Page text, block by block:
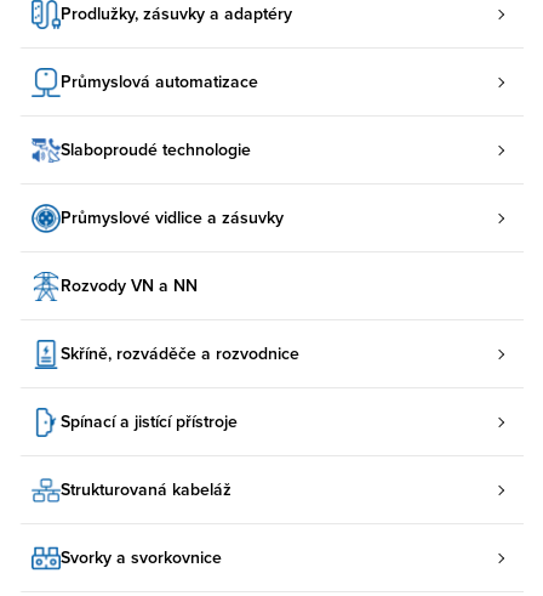
Prodlužky, zásuvky a adaptéry
Průmyslová automatizace
Slaboproudé technologie
Průmyslové vidlice a zásuvky
Rozvody VN a NN
Skříně, rozváděče a rozvodnice
Spínací a jistící přístroje
Strukturovaná kabeláž
Svorky a svorkovnice